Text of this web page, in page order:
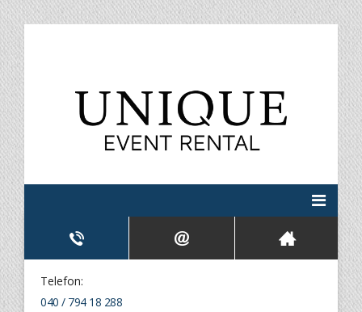
Telefon:
040 / 794 18 288